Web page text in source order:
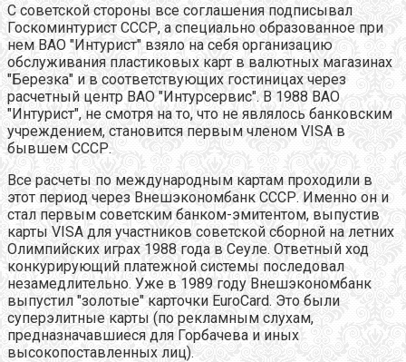
С советской стороны все соглашения подписывал
Госкоминтурист СССР, а специально образованное при
нем ВАО "Интурист" взяло на себя организацию
обслуживания пластиковых карт в валютных магазинах
"Березка" и в соответствующих гостиницах через
расчетный центр ВАО "Интурсервис". В 1988 ВАО
"Интурист", не смотря на то, что не являлось банковским
учреждением, становится первым членом VISA в
бывшем СССР.
Все расчеты по международным картам проходили в
этот период через Внешэкономбанк СССР. Именно он и
стал первым советским банком-эмитентом, выпустив
карты VISA для участников советской сборной на летних
Олимпийских играх 1988 года в Сеуле. Ответный ход
конкурирующий платежной системы последовал
незамедлительно. Уже в 1989 году Внешэкономбанк
выпустил "золотые" карточки EuroCard. Это были
суперэлитные карты (по рекламным слухам,
предназначавшиеся для Горбачева и иных
высокопоставленных лиц).